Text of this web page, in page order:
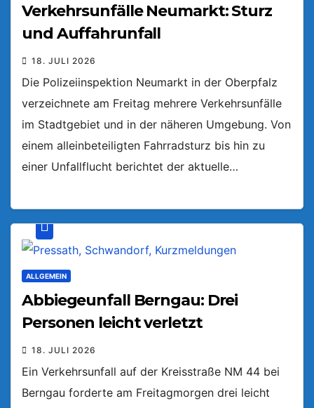
Verkehrsunfälle Neumarkt: Sturz
und Auffahrunfall
18. JULI 2026
Die Polizeiinspektion Neumarkt in der Oberpfalz
verzeichnete am Freitag mehrere Verkehrsunfälle
im Stadtgebiet und in der näheren Umgebung. Von
einem alleinbeteiligten Fahrradsturz bis hin zu
einer Unfallflucht berichtet der aktuelle…
ALLGEMEIN
Abbiegeunfall Berngau: Drei
Personen leicht verletzt
18. JULI 2026
Ein Verkehrsunfall auf der Kreisstraße NM 44 bei
Berngau forderte am Freitagmorgen drei leicht